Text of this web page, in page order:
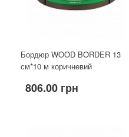
Бордюр WOOD BORDER 13
см*10 м коричневий
806.00 грн